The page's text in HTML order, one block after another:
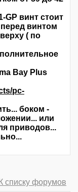
GP винт стоит
винтом
( по
Bay Plus
pc-
боком -
или
приводов...
К списку форумов